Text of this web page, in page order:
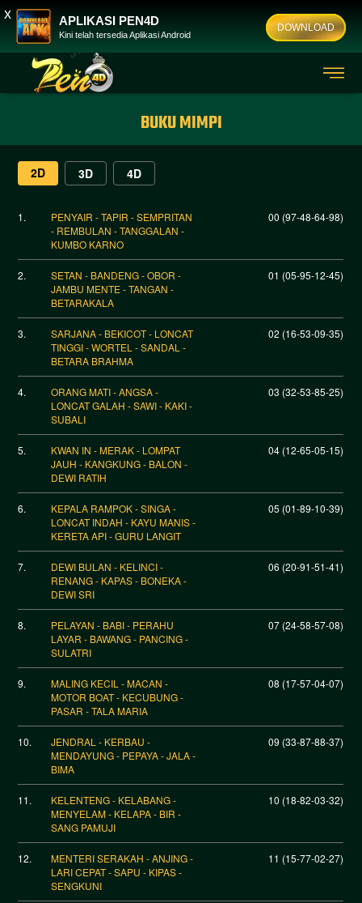
APLIKASI PEN4D
Kini telah tersedia Aplikasi Android
DOWNLOAD
x
BUKU MIMPI
2D 3D 4D
1.
PENYAIR - TAPIR - SEMPRITAN
- REMBULAN - TANGGALAN -
KUMBO KARNO
00 (97-48-64-98)
2.
SETAN - BANDENG - OBOR -
JAMBU MENTE - TANGAN -
BETARAKALA
01 (05-95-12-45)
3.
SARJANA - BEKICOT - LONCAT
TINGGI - WORTEL - SANDAL -
BETARA BRAHMA
02 (16-53-09-35)
4.
ORANG MATI - ANGSA -
LONCAT GALAH - SAWI - KAKI -
SUBALI
03 (32-53-85-25)
5.
KWAN IN - MERAK - LOMPAT
JAUH - KANGKUNG - BALON -
DEWI RATIH
04 (12-65-05-15)
6.
KEPALA RAMPOK - SINGA -
LONCAT INDAH - KAYU MANIS -
KERETA API - GURU LANGIT
05 (01-89-10-39)
7.
DEWI BULAN - KELINCI -
RENANG - KAPAS - BONEKA -
DEWI SRI
06 (20-91-51-41)
8.
PELAYAN - BABI - PERAHU
LAYAR - BAWANG - PANCING -
SULATRI
07 (24-58-57-08)
9.
MALING KECIL - MACAN -
MOTOR BOAT - KECUBUNG -
PASAR - TALA MARIA
08 (17-57-04-07)
10.
JENDRAL - KERBAU -
MENDAYUNG - PEPAYA - JALA -
BIMA
09 (33-87-88-37)
11.
KELENTENG - KELABANG -
MENYELAM - KELAPA - BIR -
SANG PAMUJI
10 (18-82-03-32)
12.
MENTERI SERAKAH - ANJING -
LARI CEPAT - SAPU - KIPAS -
SENGKUNI
11 (15-77-02-27)